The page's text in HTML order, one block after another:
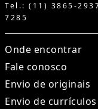
Tel.: (11) 3865-
7285
Onde encontrar
Fale conosco
Envio de originais
Envio de currículos